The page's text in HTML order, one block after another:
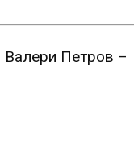
Валери Петров –